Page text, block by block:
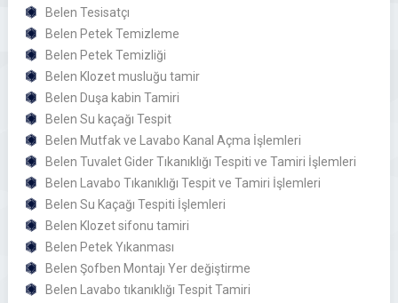
Belen Tesisatçı
Belen Petek Temizleme
Belen Petek Temizliği
Belen Klozet musluğu tamir
Belen Duşa kabin Tamiri
Belen Su kaçağı Tespit
Belen Mutfak ve Lavabo Kanal Açma İşlemleri
Belen Tuvalet Gider Tıkanıklığı Tespiti ve Tamiri İşlemleri
Belen Lavabo Tıkanıklığı Tespit ve Tamiri İşlemleri
Belen Su Kaçağı Tespiti İşlemleri
Belen Klozet sifonu tamiri
Belen Petek Yıkanması
Belen Şofben Montajı Yer değiştirme
Belen Lavabo tıkanıklığı Tespit Tamiri